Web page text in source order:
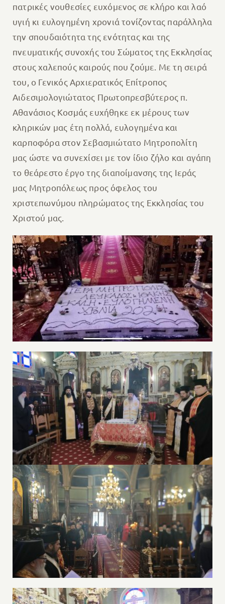
πατρικές νουθεσίες ευχόμενος σε κλήρο και λαό
υγιή κι ευλογημένη χρονιά τονίζοντας παράλληλα
την σπουδαιότητα της ενότητας και της
πνευματικής συνοχής του Σώματος της Εκκλησίας
στους χαλεπούς καιρούς που ζούμε. Με τη σειρά
του, ο Γενικός Αρχιερατικός Επίτροπος
Αιδεσιμολογιώτατος Πρωτοπρεσβύτερος π.
Αθανάσιος Κοσμάς ευχήθηκε εκ μέρους των
κληρικών μας έτη πολλά, ευλογημένα και
καρποφόρα στον Σεβασμιώτατο Μητροπολίτη
μας ώστε να συνεχίσει με τον ίδιο ζήλο και αγάπη
το θεάρεστο έργο της διαποίμανσης της Ιεράς
μας Μητροπόλεως προς όφελος του
χριστεπωνύμου πληρώματος της Εκκλησίας του
Χριστού μας.